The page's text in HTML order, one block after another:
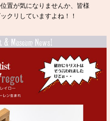
置が気になりませんか、皆様
クリしていますよね！！